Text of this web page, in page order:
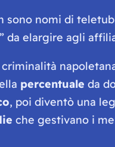
sono nomi di
da elargire agli
percentuale da
, poi diventò una
che gestivano i